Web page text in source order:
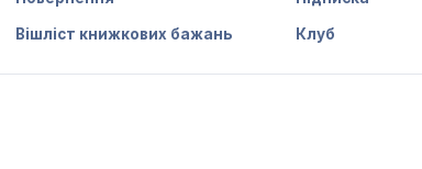
Вішліст книжкових бажань Клуб